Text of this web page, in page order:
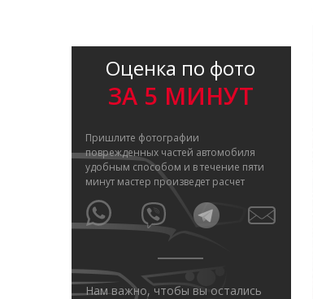
Оценка по фото
ЗА 5 МИНУТ
Пришлите фотографии
поврежденных частей автомобиля
удобным способом и в течение пяти
минут мастер произведет расчет
Нам важно, чтобы вы остались